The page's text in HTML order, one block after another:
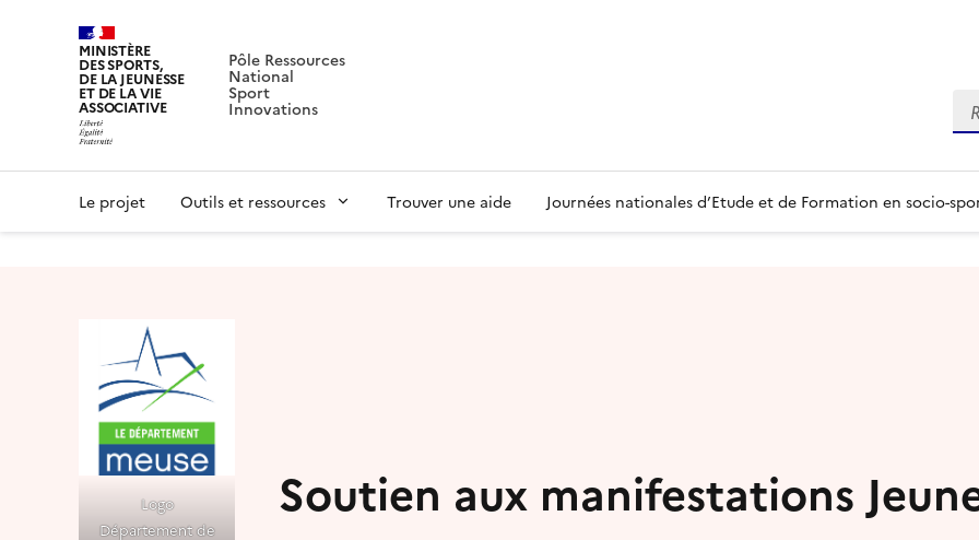
MINISTÈRE
DES SPORTS,
DE LA JEUNESSE
ET DE LA VIE
ASSOCIATIVE
Pôle Ressources
National
Sport
Innovations
Le projet Outils et ressources Trouver une aide Journées nationales d’Etude et de Formation en socio-
Logo
Département de
Soutien aux manifestations